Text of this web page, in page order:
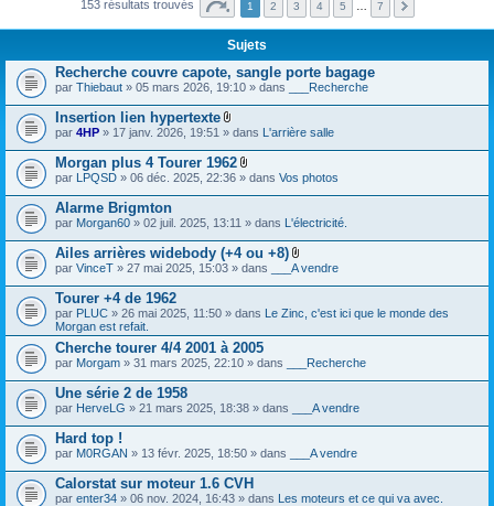
153 résultats trouvés 1 2 3 4 5 7
Sujets
Recherche couvre capote, sangle porte bagage
par Thiebaut » 05 mars 2026, 19:10 » dans ___Recherche
Insertion lien hypertexte
F
c
h
i
e
(
)
o
i
s
)
par 4HP » 17 janv. 2026, 19:51 » dans L'arrière salle
Morgan plus 4 Tourer 1962
F
c
i
e
r
(
o
i
n
t
s
par LPQSD » 06 déc. 2025, 22:36 » dans Vos photos
Alarme Brigmton
par Morgan60 » 02 juil. 2025, 13:11 » dans L'électricité.
Ailes arrières widebody (+4 ou +8)
F
c
i
s
)
i
(
s
par VinceT » 27 mai 2025, 15:03 » dans ___A vendre
Tourer +4 de 1962
par PLUC » 26 mai 2025, 11:50 » dans Le Zinc, c'est ici que le monde des
Morgan est refait.
Cherche tourer 4/4 2001 à 2005
par Morgam » 31 mars 2025, 22:10 » dans ___Recherche
Une série 2 de 1958
par HerveLG » 21 mars 2025, 18:38 » dans ___A vendre
Hard top !
par M0RGAN » 13 févr. 2025, 18:50 » dans ___A vendre
Calorstat sur moteur 1.6 CVH
par enter34 » 06 nov. 2024, 16:43 » dans Les moteurs et ce qui va avec.